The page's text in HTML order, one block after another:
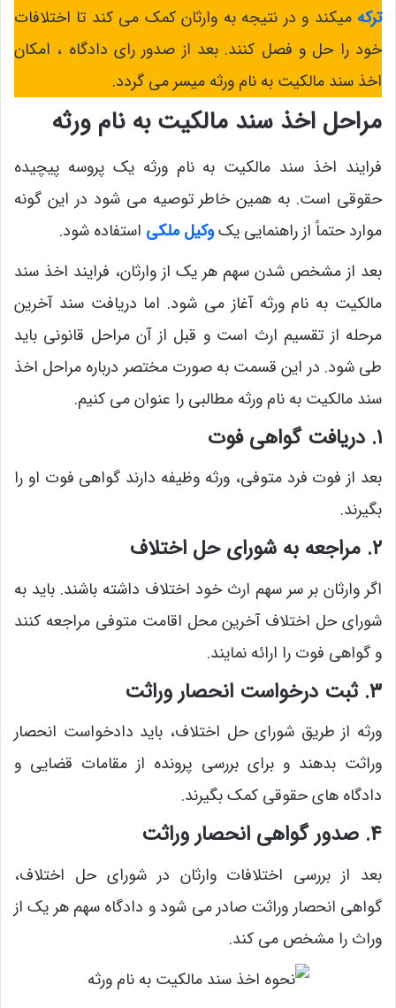
ترکه میکند و در نتیجه به وارثان کمک می کند تا اختلافات
خود را حل و فصل کنند. بعد از صدور رای دادگاه ، امکان
اخذ سند مالکیت به نام ورثه میسر می‌ گردد.
مراحل اخذ سند مالکیت به نام ورثه
فرایند اخذ سند مالکیت به نام ورثه یک پروسه پیچیده
حقوقی است. به همین خاطر توصیه می شود در این گونه
موارد حتماً از راهنمایی یکوکیل ملکی استفاده شود.
بعد از مشخص شدن سهم هر یک از وارثان، فرایند اخذ سند
مالکیت به نام ورثه آغاز می شود. اما دریافت سند آخرین
مرحله از تقسیم ارث است و قبل از آن مراحل قانونی باید
طی شود. در این قسمت به صورت مختصر درباره مراحل اخذ
سند مالکیت به نام ورثه مطالبی را عنوان می کنیم.
۱. دریافت گواهی فوت
بعد از فوت فرد متوفی، ورثه وظیفه دارند گواهی فوت او را
بگیرند.
۲. مراجعه به شورای حل اختلاف
اگر وارثان بر سر سهم ارث خود اختلاف داشته باشند. باید به
شورای حل اختلاف آخرین محل اقامت متوفی مراجعه کنند
و گواهی فوت را ارائه نمایند.
۳. ثبت درخواست انحصار وراثت
ورثه از طریق شورای حل اختلاف، باید دادخواست انحصار
وراثت بدهند و برای بررسی پرونده از مقامات قضایی و
دادگاه ‌های حقوقی کمک بگیرند.
۴. صدور گواهی انحصار وراثت
بعد از بررسی اختلافات وارثان در شورای حل اختلاف،
گواهی انحصار وراثت صادر می شود و دادگاه سهم هر یک از
وراث را مشخص می کند.